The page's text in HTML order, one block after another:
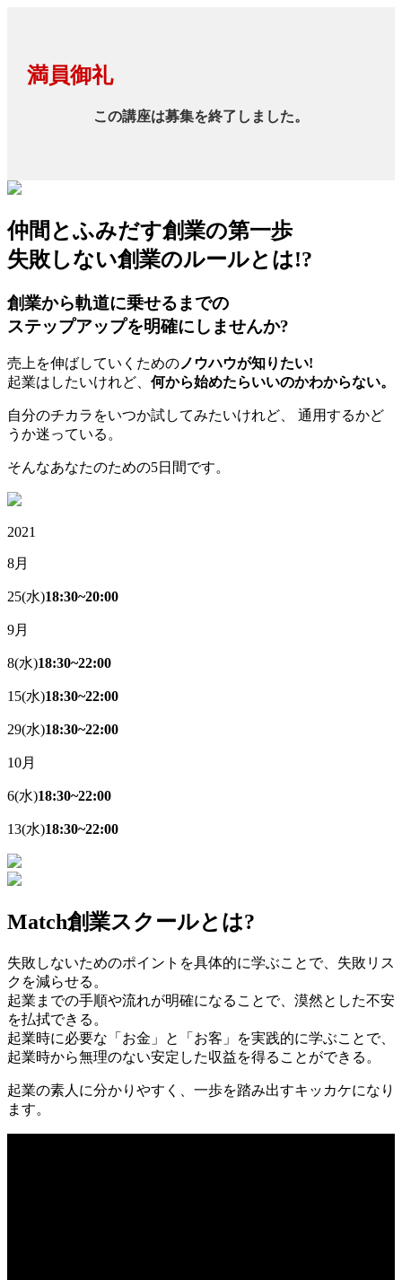
満員御礼
この講座は募集を終了しました。
仲間とふみだす創業の第一歩
失敗しない創業のルールとは!?
創業から軌道に乗せるまでの
ステップアップを明確にしませんか?
売上を伸ばしていくためのノウハウが知りたい!
起業はしたいけれど、 何から始めたらいいのかわからない。
自分のチカラをいつか試してみたいけれど、 通用するかど
うか迷っている。
そんなあなたのための5日間です。
2021
8月
25(水)18:30~20:00
9月
8(水)18:30~22:00
15(水)18:30~22:00
29(水)18:30~22:00
10月
6(水)18:30~22:00
13(水)18:30~22:00
Match創業スクールとは?
失敗しないためのポイントを具体的に学ぶことで、失敗リス
クを減らせる。
起業までの手順や流れが明確になることで、漠然とした不安
を払拭できる。
起業時に必要な「お金」と「お客」を実践的に学ぶことで、
起業時から無理のない安定した収益を得ることができる。
起業の素人に分かりやすく、一歩を踏み出すキッカケになり
ます。